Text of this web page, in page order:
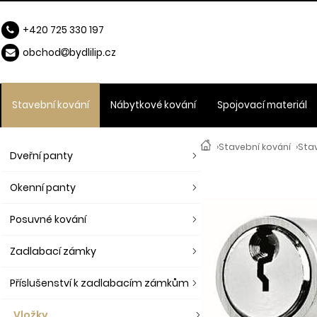
›Stavební kování ›
Dveřní panty
Okenní panty
Posuvné kování
Zadlabací zámky
Příslušenství k zadlabacím zámkům
Stavební kování Nábytkové kování Spojovací materiál
+420 725 330 197
obchod
bydlilip.cz